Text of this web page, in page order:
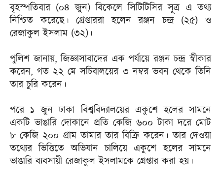
বৃহস্পতিবার (০৪ জুন) বিকেলে সিটিটিসির সূত্র এ তথ্য
নিশ্চিত করেছে। গ্রেপ্তাররা হলেন রঞ্জন চন্দ্র (২৫) ও
রেজাকুল ইসলাম (৩২)।
পুলিশ জানায়, জিজ্ঞাসাবাদের এক পর্যায়ে রঞ্জন চন্দ্র স্বীকার
করেন, গত ২২ মে সচিবালয়ের ৩ নম্বর ভবন থেকে তিনি
তার চুরি করেন।
পরে ১ জুন ঢাকা বিশ্ববিদ্যালয়ের একুশে হলের সামনে
একটি ভাঙারি দোকানে প্রতি কেজি ৬০০ টাকা দরে মোট
৮ কেজি ২০০ গ্রাম তামার তার বিক্রি করেন। তার দেওয়া
তথ্যের ভিত্তিতে অভিযান চালিয়ে একুশে হলের সামনে
ভাঙারি ব্যবসায়ী রেজাকুল ইসলামকে গ্রেপ্তার করা হয়।